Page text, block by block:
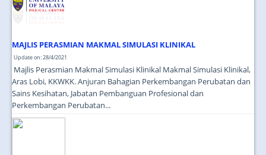
MAJLIS PERASMIAN MAKMAL SIMULASI KLINIKAL
Update on: 28/4/2021
Majlis Perasmian Makmal Simulasi Klinikal Makmal Simulasi Klinikal,
Aras Lobi, KKWKK. Anjuran Bahagian Perkembangan Perubatan dan
Sains Kesihatan, Jabatan Pembanguan Profesional dan
Perkembangan Perubatan...